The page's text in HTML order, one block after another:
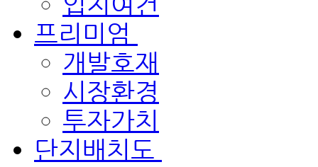
프리미엄
개발호재
시장환경
투자가치
단지배치도